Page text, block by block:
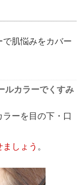
肌悩みをカバー
ルカラーでくすみ
ーを目の下・口
しょう 。